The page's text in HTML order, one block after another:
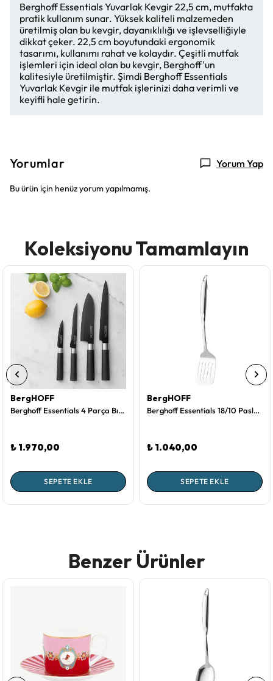
Berghoff Essentials Yuvarlak Kevgir 22,5 cm, mutfakta
pratik kullanım sunar. Yüksek kaliteli malzemeden
üretilmiş olan bu kevgir, dayanıklılığı ve işlevselliğiyle
dikkat çeker. 22,5 cm boyutundaki ergonomik
tasarımı, kullanımı rahat ve kolaydır. Çeşitli mutfak
işlemleri için ideal olan bu kevgir, Berghoff'un
kalitesiyle üretilmiştir. Şimdi Berghoff Essentials
Yuvarlak Kevgir ile mutfak işlerinizi daha verimli ve
keyifli hale getirin.
Yorumlar Yorum Yap
Bu ürün için henüz yorum yapılmamış.
Koleksiyonu Tamamlayın
BergHOFF
Berghoff Essentials 4 Parça Bıçak Seti
₺ 1.970,00
SEPETE EKLE
BergHOFF
Berghoff Essentials 18/10 Paslanmaz Çelik Spatula 37 cm
₺ 1.040,00
SEPETE EKLE
Benzer Ürünler